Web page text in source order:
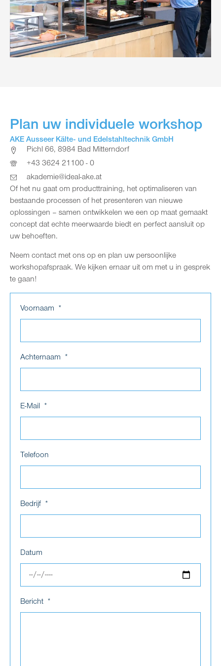
Plan uw individuele workshop
AKE Ausseer Kälte- und Edelstahltechnik GmbH
Pichl 66, 8984 Bad Mitterndorf
+43 3624 21100 - 0
akademie@ideal-ake.at
Of het nu gaat om producttraining, het optimaliseren van
bestaande processen of het presenteren van nieuwe
oplossingen – samen ontwikkelen we een op maat gemaakt
concept dat echte meerwaarde biedt en perfect aansluit op
uw behoeften.
Neem contact met ons op en plan uw persoonlijke
workshopafspraak. We kijken ernaar uit om met u in gesprek
te gaan!
Voornaam
Achternaam
E-Mail
Telefoon
Bedrijf
Datum
Bericht